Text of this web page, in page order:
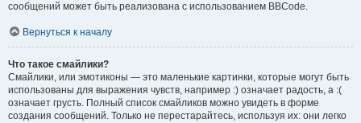
сообщений может быть реализована с использованием BBCode.
Вернуться к началу
Что такое смайлики?
Смайлики, или эмотиконы — это маленькие картинки, которые могут быть
использованы для выражения чувств, например :) означает радость, а :(
означает грусть. Полный список смайликов можно увидеть в форме
создания сообщений. Только не перестарайтесь, используя их: они легко